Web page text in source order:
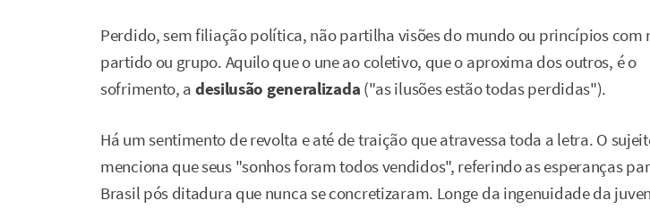
Perdido, sem filiação política, não partilha visões do mundo ou princípios com
partido ou grupo. Aquilo que o une ao coletivo, que o aproxima dos outros, é o
sofrimento, a desilusão generalizada ("as ilusões estão todas perdidas").
Há um sentimento de revolta e até de traição que atravessa toda a letra. O
menciona que seus "sonhos foram todos vendidos", referindo as esperanças
Brasil pós ditadura que nunca se concretizaram. Longe da ingenuidade da